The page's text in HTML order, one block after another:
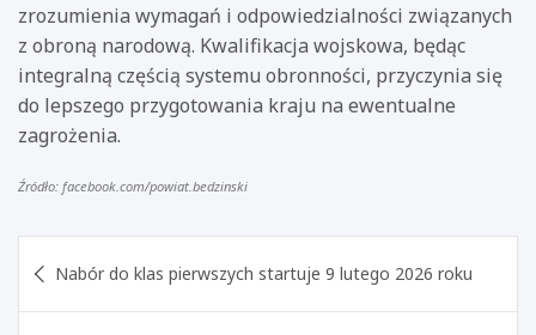
zrozumienia wymagań i odpowiedzialności związanych
z obroną narodową. Kwalifikacja wojskowa, będąc
integralną częścią systemu obronności, przyczynia się
do lepszego przygotowania kraju na ewentualne
zagrożenia.
Źródło: facebook.com/powiat.bedzinski
wpisu
Nabór do klas pierwszych startuje 9 lutego 2026 roku